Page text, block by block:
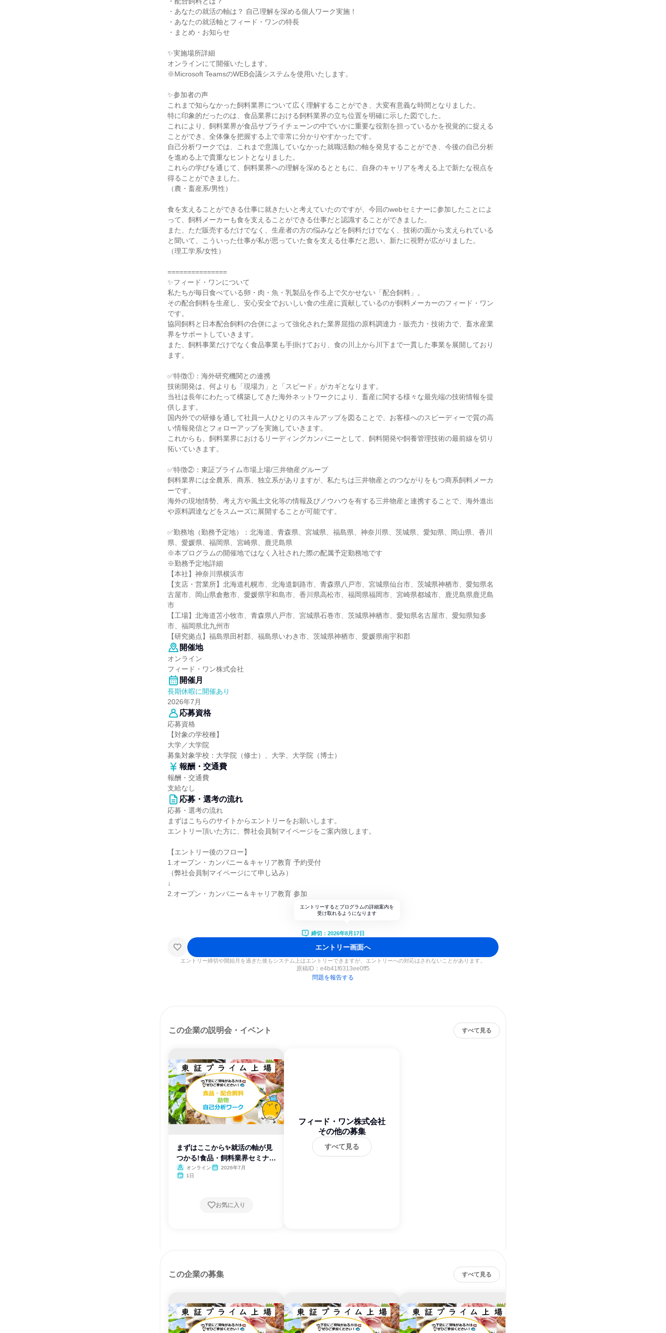
・あなたの就活の軸は？ 自己理解を深める個人ワーク実施！
・あなたの就活軸とフィード・ワンの特長
・まとめ・お知らせ
✨実施場所詳細
オンラインにて開催いたします。
※Microsoft TeamsのWEB会議システムを使用いたします。
✨参加者の声
これまで知らなかった飼料業界について広く理解することができ、大変有意義な時間となりました。
特に印象的だったのは、食品業界における飼料業界の立ち位置を明確に示した図でした。
これにより、飼料業界が食品サプライチェーンの中でいかに重要な役割を担っているかを視覚的に捉える
ことができ、全体像を把握する上で非常に分かりやすかったです。
自己分析ワークでは、これまで意識していなかった就職活動の軸を発見することができ、今後の自己分析
を進める上で貴重なヒントとなりました。
これらの学びを通じて、飼料業界への理解を深めるとともに、自身のキャリアを考える上で新たな視点を
得ることができました。
（農・畜産系/男性）
食を支えることができる仕事に就きたいと考えていたのですが、今回のwebセミナーに参加したことによ
って、飼料メーカーも食を支えることができる仕事だと認識することができました。
また、ただ販売するだけでなく、生産者の方の悩みなどを飼料だけでなく、技術の面から支えられている
と聞いて、こういった仕事が私が思っていた食を支える仕事だと思い、新たに視野が広がりました。
（理工学系/女性）
===============
✨フィード・ワンについて
私たちが毎日食べている卵・肉・魚・乳製品を作る上で欠かせない「配合飼料」。
その配合飼料を生産し、安心安全でおいしい食の生産に貢献しているのが飼料メーカーのフィード・ワン
です。
協同飼料と日本配合飼料の合併によって強化された業界屈指の原料調達力・販売力・技術力で、畜水産業
界をサポートしていきます。
また、飼料事業だけでなく食品事業も手掛けており、食の川上から川下まで一貫した事業を展開しており
ます。
✅特徴①：海外研究機関との連携
技術開発は、何よりも「現場力」と「スピード」がカギとなります。
当社は長年にわたって構築してきた海外ネットワークにより、畜産に関する様々な最先端の技術情報を提
供します。
国内外での研修を通して社員一人ひとりのスキルアップを図ることで、お客様へのスピーディーで質の高
い情報発信とフォローアップを実施していきます。
これからも、飼料業界におけるリーディングカンパニーとして、飼料開発や飼養管理技術の最前線を切り
拓いていきます。
✅特徴②：東証プライム市場上場/三井物産グループ
飼料業界には全農系、商系、独立系がありますが、私たちは三井物産とのつながりをもつ商系飼料メーカ
ーです。
海外の現地情勢、考え方や風土文化等の情報及びノウハウを有する三井物産と連携することで、海外進出
や原料調達などをスムーズに展開することが可能です。
✅勤務地（勤務予定地）：北海道、青森県、宮城県、福島県、神奈川県、茨城県、愛知県、岡山県、香川
県、愛媛県、福岡県、宮崎県、鹿児島県
※本プログラムの開催地ではなく入社された際の配属予定勤務地です
※勤務予定地詳細
【本社】神奈川県横浜市
【支店・営業所】北海道札幌市、北海道釧路市、青森県八戸市、宮城県仙台市、茨城県神栖市、愛知県名
古屋市、岡山県倉敷市、愛媛県宇和島市、香川県高松市、福岡県福岡市、宮崎県都城市、鹿児島県鹿児島
市
【工場】北海道苫小牧市、青森県八戸市、宮城県石巻市、茨城県神栖市、愛知県名古屋市、愛知県知多
市、福岡県北九州市
【研究拠点】福島県田村郡、福島県いわき市、茨城県神栖市、愛媛県南宇和郡
開催地
オンライン
フィード・ワン株式会社
開催月
長期休暇に開催あり
2026年7月
応募資格
応募資格
【対象の学校種】
大学／大学院
募集対象学校：大学院（修士）、大学、大学院（博士）
報酬・交通費
報酬・交通費
支給なし
応募・選考の流れ
応募・選考の流れ
まずはこちらのサイトからエントリーをお願いします。
エントリー頂いた方に、弊社会員制マイページをご案内致します。
【エントリー後のフロー】
1.オープン・カンパニー＆キャリア教育 予約受付
（弊社会員制マイページにて申し込み）
↓
2.オープン・カンパニー＆キャリア教育 参加
エントリーするとプログラムの詳細案内を
受け取れるようになります
締切：2026年8月17日
エントリー画面へ
エントリー締切や開始月を過ぎた後もシステム上はエントリーできますが、エントリーへの対応はされないことがあります。
原稿ID： e4b41f6313ee0ff5
問題を報告する
この企業の説明会・イベント すべて見る
まずはここから✨就活の軸が見
つかる!食品・飼料業界セミナー
✨
オンライン
2026年7月
1日
お気に入り
フィード・ワン株式会社
その他の募集
すべて見る
この企業の募集 すべて見る